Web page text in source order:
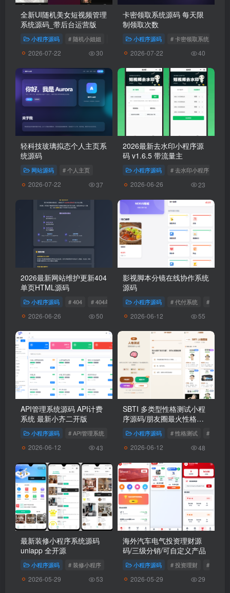
全新UI随机美女短视频管理
系统源码_带后台运营版
小程序源码 # 随机小姐姐 # 随机视频 # 视频管理系统
2026-07-22 30
卡密领取系统源码 每天限
制领取次数
小程序源码 # 卡密领取系统
2026-07-22 40
轻科技玻璃拟态个人主页系
统源码
网站源码 # 个人主页
2026-07-22 37
2026最新去水印小程序源
码 v1.6.5 带流量主
小程序源码 # 去水印小程序
2026-06-26 23
2026最新网站维护更新404
单页HTML源码
小程序源码 # 404 # 404单页
2026-06-26 50
影视脚本分镜在线协作系统
源码
小程序源码 # 代付系统 # 电商代
2026-06-12 55
API管理系统源码 API计费
系统 最新小齐二开版
小程序源码 # API管理系统 # API计费系统
2026-06-12 43
SBTI 多类型性格测试小程
序源码/朋友圈最火性格测
试源码 前端uniapp
小程序源码 # 性格测试 # 测试小
2026-06-12 48
最新装修小程序系统源码
uniapp 全开源
小程序源码 # 装修小程序
2026-05-29 53
海外汽车电气投资理财源
码/三级分销/可自定义产品
小程序源码 # 投资理财 # 汽车理
2026-05-29 29